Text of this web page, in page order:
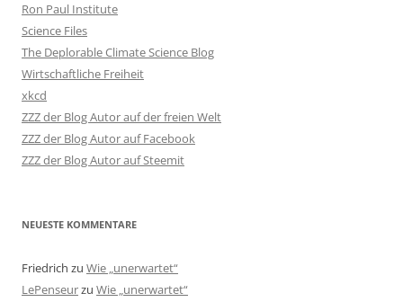
Ron Paul Institute
Science Files
The Deplorable Climate Science Blog
Wirtschaftliche Freiheit
xkcd
ZZZ der Blog Autor auf der freien Welt
ZZZ der Blog Autor auf Facebook
ZZZ der Blog Autor auf Steemit
NEUESTE KOMMENTARE
Friedrich zu Wie „unerwartet“
LePenseurzu Wie „unerwartet“